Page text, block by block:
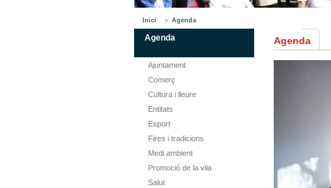
Inici Agenda
Agenda
Ajuntament
Comerç
Cultura i lleure
Entitats
Esport
Fires i tradicions
Medi ambient
Promoció de la vila
Salut
Agenda